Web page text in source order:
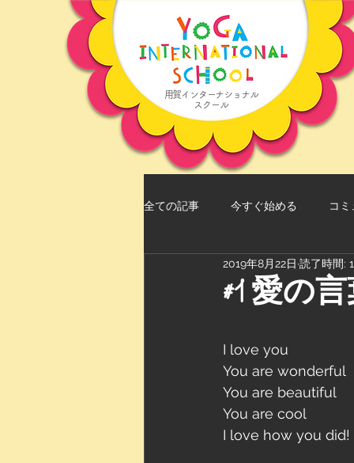
用賀インターナショナル
スクール
全ての記事 今すぐ始める コ
#1 愛の
2019年8月22日 読了時間:
I love you
You are wonderful
You are beautiful
You are cool
I love how you did!